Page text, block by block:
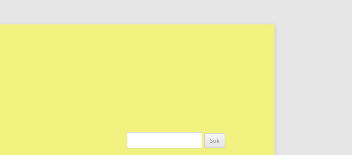
efter: